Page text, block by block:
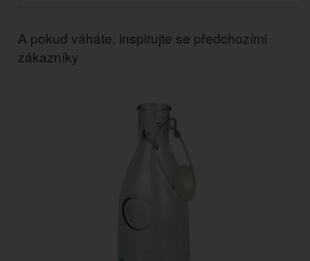
A pokud váháte, inspirujte se předchozími
zákazníky